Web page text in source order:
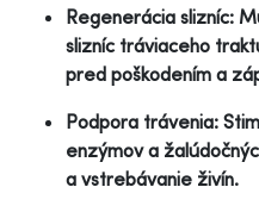
Regenerácia slizníc:
slizníc tráviaceho
pred poškodením a
Podpora trávenia:
enzýmov a
a vstrebávanie živín.